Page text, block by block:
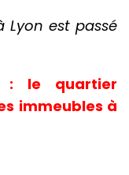
Lyon est passé
: le quartier
immeubles à